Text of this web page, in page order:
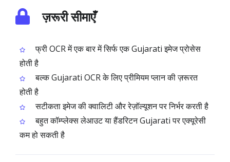
ज़रूरी सीमाएँ
फ्री OCR में एक बार में सिर्फ एक Gujarati इमेज प्रोसेस
होती है
बल्क Gujarati OCR के लिए प्रीमियम प्लान की ज़रूरत
होती है
सटीकता इमेज की क्वालिटी और रेज़ॉल्यूशन पर निर्भर करती है
बहुत कॉम्प्लेक्स लेआउट या हैंडरिटन Gujarati पर एक्यूरेसी
कम हो सकती है